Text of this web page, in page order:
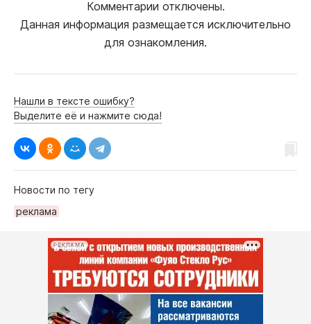
Комментарии отключены.
Данная информация размещается исключительно
для ознакомления.
Нашли в тексте ошибку?
Выделите её и нажмите сюда!
Новости по тегу
рeклама
РЕКЛАМА